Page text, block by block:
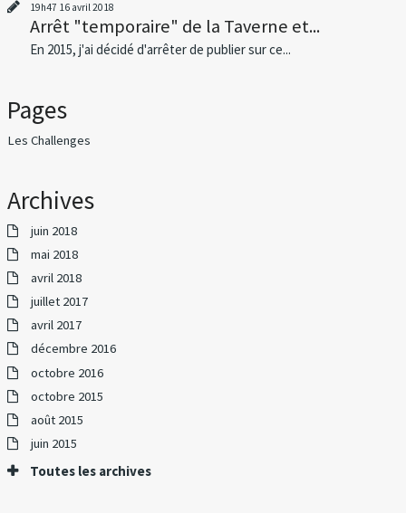
19h47 16 avril 2018
Arrêt "temporaire" de la Taverne et...
En 2015, j'ai décidé d'arrêter de publier sur ce...
Pages
Les Challenges
Archives
juin 2018
mai 2018
avril 2018
juillet 2017
avril 2017
décembre 2016
octobre 2016
octobre 2015
août 2015
juin 2015
Toutes les archives